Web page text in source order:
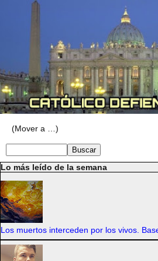
Lo más leído de la semana
Los muertos interceden por los vivos.